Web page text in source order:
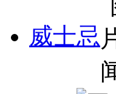
威士忌